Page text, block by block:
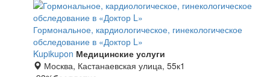
Гормональное, кардиологическое, гинекологическое
обследование в «Доктор L»
Kupikupon Медицинские услуги
Москва, Кастанаевская улица, 55к1